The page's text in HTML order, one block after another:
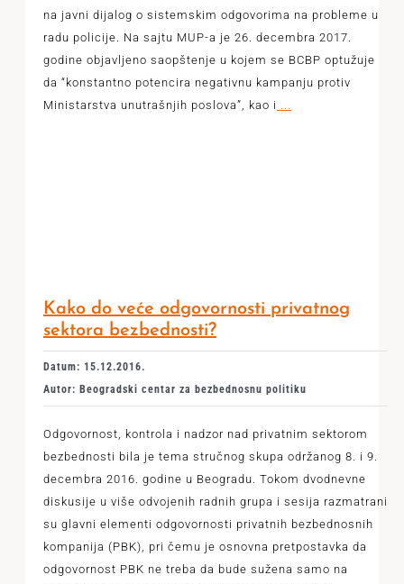
na javni dijalog o sistemskim odgovorima na probleme u
radu policije. Na sajtu MUP-a je 26. decembra 2017.
godine objavljeno saopštenje u kojem se BCBP optužuje
da “konstantno potencira negativnu kampanju protiv
Ministarstva unutrašnjih poslova”, kao i ...
Kako do veće odgovornosti privatnog
sektora bezbednosti?
Datum: 15.12.2016.
Autor: Beogradski centar za bezbednosnu politiku
Odgovornost, kontrola i nadzor nad privatnim sektorom
bezbednosti bila je tema stručnog skupa održanog 8. i 9.
decembra 2016. godine u Beogradu. Tokom dvodnevne
diskusije u više odvojenih radnih grupa i sesija razmatrani
su glavni elementi odgovornosti privatnih bezbednosnih
kompanija (PBK), pri čemu je osnovna pretpostavka da
odgovornost PBK ne treba da bude sužena samo na